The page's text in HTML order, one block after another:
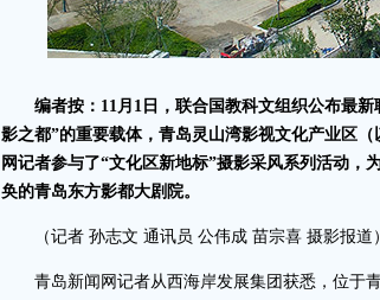
编者按：11月1日，联合国教科文组织公布最
影之都”的重要载体，青岛灵山湾影视文化产业区
网记者参与了“文化区新地标”摄影采风系列活动
奂的青岛东方影都大剧院。
（记者 孙志文 通讯员 公伟成 苗宗喜 摄影报道）
青岛新闻网记者从西海岸发展集团获悉，位于